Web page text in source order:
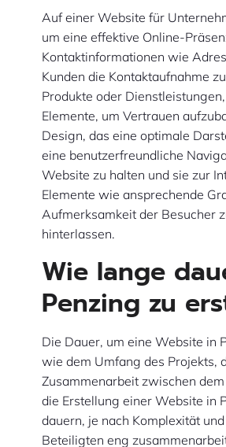
Auf einer Website für
um eine effektive Online-
Kontaktinformationen wie
Kunden die Kontaktaufnahme
Produkte oder
Elemente, um Vertrauen
Design, das eine optimale
eine benutzerfreundliche
Website zu halten und sie zur
Elemente wie ansprechende
Aufmerksamkeit der Besucher
hinterlassen.
Wie lange
Penzing zu
Die Dauer, um eine Website in
wie dem Umfang des Projekts,
Zusammenarbeit zwischen
die Erstellung einer Website in
dauern, je nach Komplexität
Beteiligten eng